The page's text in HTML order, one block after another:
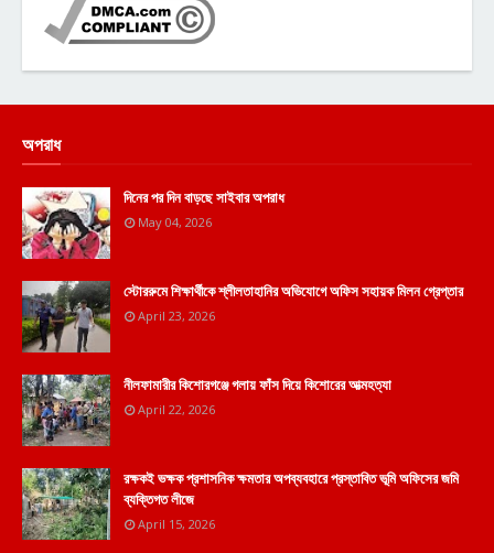
অপরাধ
দিনের পর দিন বাড়ছে সাইবার অপরাধ
May 04, 2026
স্টোররুমে শিক্ষার্থীকে শ্লীলতাহানির অভিযোগে অফিস সহায়ক মিলন গ্রেপ্তার
April 23, 2026
নীলফামারীর কিশোরগঞ্জে গলায় ফাঁস দিয়ে কিশোরের আত্মহত্যা
April 22, 2026
রক্ষকই ভক্ষক প্রশাসনিক ক্ষমতার অপব্যবহারে প্রস্তাবিত ভূমি অফিসের জমি
ব্যক্তিগত লীজে
April 15, 2026